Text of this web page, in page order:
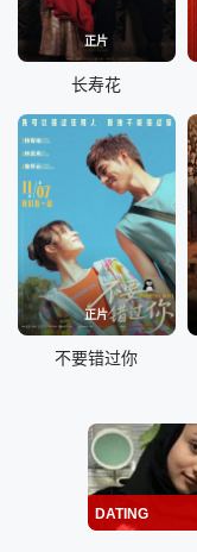
正片
长寿花
正片
不要错过你
DATING